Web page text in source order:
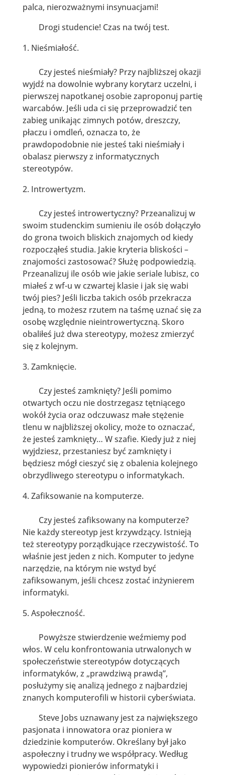
palca, nierozważnymi insynuacjami!
Drogi studencie! Czas na twój test.
Nieśmiałość.
Czy jesteś nieśmiały? Przy najbliższej okazji
wyjdź na dowolnie wybrany korytarz uczelni, i
pierwszej napotkanej osobie zaproponuj partię
warcabów. Jeśli uda ci się przeprowadzić ten
zabieg unikając zimnych potów, dreszczy,
płaczu i omdleń, oznacza to, że
prawdopodobnie nie jesteś taki nieśmiały i
obalasz pierwszy z informatycznych
stereotypów.
Introwertyzm.
Czy jesteś introwertyczny? Przeanalizuj w
swoim studenckim sumieniu ile osób dołączyło
do grona twoich bliskich znajomych od kiedy
rozpocząłeś studia. Jakie kryteria bliskości –
znajomości zastosować? Służę podpowiedzią.
Przeanalizuj ile osób wie jakie seriale lubisz, co
miałeś z wf-u w czwartej klasie i jak się wabi
twój pies? Jeśli liczba takich osób przekracza
jedną, to możesz rzutem na taśmę uznać się za
osobę względnie nieintrowertyczną. Skoro
obaliłeś już dwa stereotypy, możesz zmierzyć
się z kolejnym.
Zamknięcie.
Czy jesteś zamknięty? Jeśli pomimo
otwartych oczu nie dostrzegasz tętniącego
wokół życia oraz odczuwasz małe stężenie
tlenu w najbliższej okolicy, może to oznaczać,
że jesteś zamknięty… W szafie. Kiedy już z niej
wyjdziesz, przestaniesz być zamknięty i
będziesz mógł cieszyć się z obalenia kolejnego
obrzydliwego stereotypu o informatykach.
Zafiksowanie na komputerze.
Czy jesteś zafiksowany na komputerze?
Nie każdy stereotyp jest krzywdzący. Istnieją
też stereotypy porządkujące rzeczywistość. To
właśnie jest jeden z nich. Komputer to jedyne
narzędzie, na którym nie wstyd być
zafiksowanym, jeśli chcesz zostać inżynierem
informatyki.
Aspołeczność.
Powyższe stwierdzenie weźmiemy pod
włos. W celu konfrontowania utrwalonych w
społeczeństwie stereotypów dotyczących
informatyków, z „prawdziwą prawdą”,
posłużymy się analizą jednego z najbardziej
znanych komputerofili w historii cyberświata.
Steve Jobs uznawany jest za największego
pasjonata i innowatora oraz pioniera w
dziedzinie komputerów. Określany był jako
aspołeczny i trudny we współpracy. Według
wypowiedzi pionierów informatyki i